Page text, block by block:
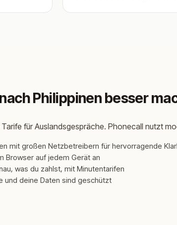
Philippinen besser
für Auslandsgespräche. Phonecall nutzt
mit großen Netzbetreibern für hervorragende
Browser auf jedem Gerät an
was du zahlst, mit Minutentarifen
und deine Daten sind geschützt